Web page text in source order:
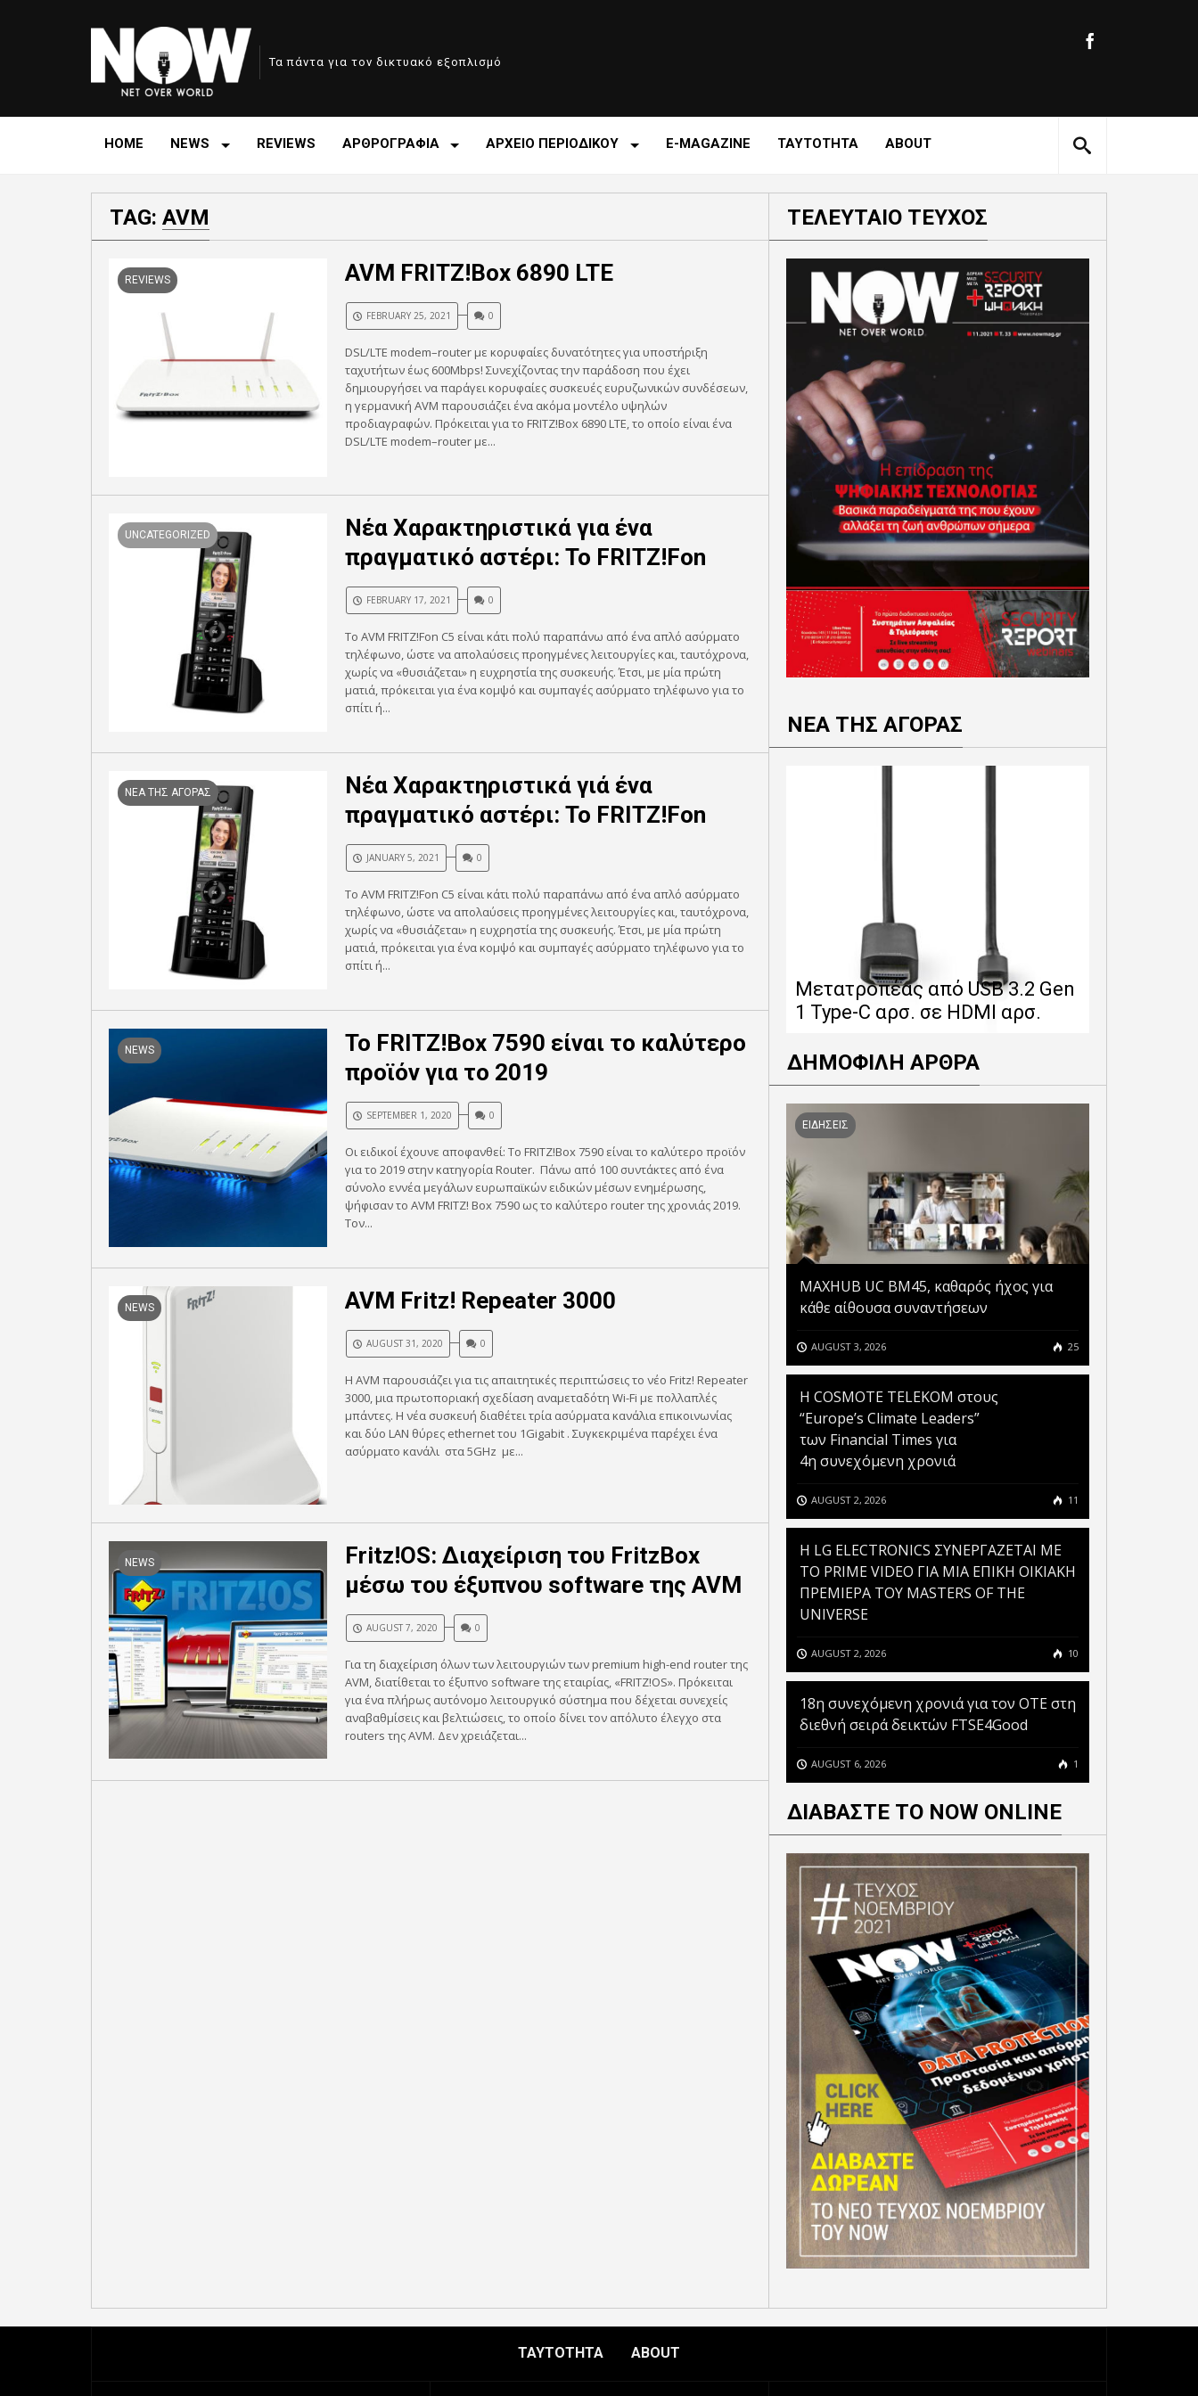
Τα πάντα για τον δικτυακό εξοπλισμό
HOME NEWS REVIEWS ΑΡΘΡΟΓΡΑΦΙΑ ΑΡΧΕΙΟ ΠΕΡΙΟΔΙΚΟΥ E-MAGAZINE ΤΑΥΤΟΤΗΤΑ ABOUT
TAG: AVM
REVIEWS AVM FRITZ!Box 6890 LTE
FEBRUARY 25, 2021 0
DSL/LTE modem–router με κορυφαίες δυνατότητες για υποστήριξη
ταχυτήτων έως 600Mbps! Συνεχίζοντας την παράδοση που έχει
δημιουργήσει να παράγει κορυφαίες συσκευές ευρυζωνικών συνδέσεων,
η γερμανική AVM παρουσιάζει ένα ακόμα μοντέλο υψηλών
προδιαγραφών. Πρόκειται για το FRITZ!Box 6890 LTE, το οποίο είναι ένα
DSL/LTE modem–router με...
UNCATEGORIZED
Νέα Χαρακτηριστικά για ένα
πραγματικό αστέρι: Το FRITZ!Fon
FEBRUARY 17, 2021 0
Το AVM FRITZ!Fon C5 είναι κάτι πολύ παραπάνω από ένα απλό ασύρματο
τηλέφωνο, ώστε να απολαύσεις προηγμένες λειτουργίες και, ταυτόχρονα,
χωρίς να «θυσιάζεται» η ευχρηστία της συσκευής. Έτσι, με μία πρώτη
ματιά, πρόκειται για ένα κομψό και συμπαγές ασύρματο τηλέφωνο για το
σπίτι ή...
ΝΕΑ ΤΗΣ ΑΓΟΡΑΣ
Νέα Χαρακτηριστικά γιά ένα
πραγματικό αστέρι: Το FRITZ!Fon
JANUARY 5, 2021 0
Το AVM FRITZ!Fon C5 είναι κάτι πολύ παραπάνω από ένα απλό ασύρματο
τηλέφωνο, ώστε να απολαύσεις προηγμένες λειτουργίες και, ταυτόχρονα,
χωρίς να «θυσιάζεται» η ευχρηστία της συσκευής. Έτσι, με μία πρώτη
ματιά, πρόκειται για ένα κομψό και συμπαγές ασύρματο τηλέφωνο για το
σπίτι ή...
NEWS
Το FRITZ!Box 7590 είναι το καλύτερο
προϊόν για το 2019
SEPTEMBER 1, 2020 0
Οι ειδικοί έχουνε αποφανθεί: Το FRITZ!Box 7590 είναι το καλύτερο προϊόν
για το 2019 στην κατηγορία Router. Πάνω από 100 συντάκτες από ένα
σύνολο εννέα μεγάλων ευρωπαϊκών ειδικών μέσων ενημέρωσης,
ψήφισαν το AVM FRITZ! Box 7590 ως το καλύτερο router της χρονιάς 2019.
Τον...
NEWS AVM Fritz! Repeater 3000
AUGUST 31, 2020 0
Η AVM παρουσιάζει για τις απαιτητικές περιπτώσεις το νέο Fritz! Repeater
3000, μια πρωτοποριακή σχεδίαση αναμεταδότη Wi-Fi με πολλαπλές
μπάντες. Η νέα συσκευή διαθέτει τρία ασύρματα κανάλια επικοινωνίας
και δύο LAN θύρες ethernet του 1Gigabit . Συγκεκριμένα παρέχει ένα
ασύρματο κανάλι στα 5GHz με...
NEWS
Fritz!OS: Διαχείριση του FritzBox
μέσω του έξυπνου software της AVM
AUGUST 7, 2020 0
Για τη διαχείριση όλων των λειτουργιών των premium high-end router της
AVM, διατίθεται το έξυπνο software της εταιρίας, «FRITZ!OS». Πρόκειται
για ένα πλήρως αυτόνομο λειτουργικό σύστημα που δέχεται συνεχείς
αναβαθμίσεις και βελτιώσεις, το οποίο δίνει τον απόλυτο έλεγχο στα
routers της AVM. Δεν χρειάζεται...
ΤΕΛΕΥΤΑΙΟ ΤΕΥΧΟΣ
ΝΕΑ ΤΗΣ ΑΓΟΡΑΣ
Μετατροπέας από USB 3.2 Gen
1 Type-C αρσ. σε HDMI αρσ.
ΔΗΜΟΦΙΛΗ ΑΡΘΡΑ
ΕΙΔΗΣΕΙΣ
MAXHUB UC BM45, καθαρός ήχος για
κάθε αίθουσα συναντήσεων
AUGUST 3, 2026 25
Η COSMOTE TELEKOM στους
“Europe’s Climate Leaders”
των Financial Times για
4η συνεχόμενη χρονιά
AUGUST 2, 2026 11
H LG ELECTRONICS ΣΥΝΕΡΓΑΖΕΤΑΙ ΜΕ
ΤΟ PRIME VIDEO ΓΙΑ ΜΙΑ ΕΠΙΚΗ ΟΙΚΙΑΚΗ
ΠΡΕΜΙΕΡΑ ΤΟΥ MASTERS OF THE
UNIVERSE
AUGUST 2, 2026 10
18η συνεχόμενη χρονιά για τον ΟΤΕ στη
διεθνή σειρά δεικτών FTSE4Good
AUGUST 6, 2026 1
ΔΙΑΒΑΣΤΕ ΤΟ NOW ONLINE
ΤΑΥΤΟΤΗΤΑ ABOUT